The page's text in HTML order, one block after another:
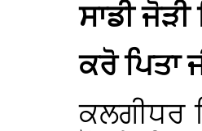
ਸਾਡੀ
ਕਰੋ ਪਿਤਾ
ਕਲਗੀਧਰ